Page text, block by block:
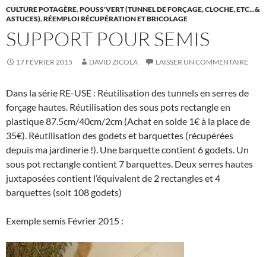
CULTURE POTAGÈRE,POUSS'VERT (TUNNEL DE FORÇAGE, CLOCHE, ETC...&
ASTUCES),RÉEMPLOI RÉCUPÉRATION ET BRICOLAGE
SUPPORT POUR SEMIS
17 FÉVRIER 2015 DAVID ZICOLA LAISSER UN COMMENTAIRE
Dans la série RE-USE : Réutilisation des tunnels en serres de
forçage hautes. Réutilisation des sous pots rectangle en
plastique 87.5cm/40cm/2cm (Achat en solde 1€ à la place de
35€). Réutilisation des godets et barquettes (récupérées
depuis ma jardinerie !). Une barquette contient 6 godets. Un
sous pot rectangle contient 7 barquettes. Deux serres hautes
juxtaposées contient l’équivalent de 2 rectangles et 4
barquettes (soit 108 godets)
Exemple semis Février 2015 :